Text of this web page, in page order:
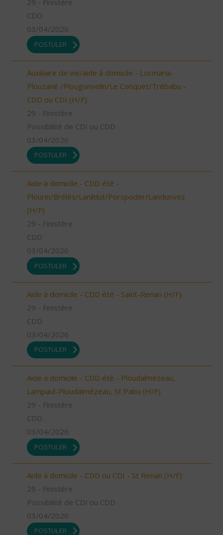
29 - Finistère
CDD
03/04/2026
POSTULER
Auxiliaire de vie/aide à domicile - Locmaria-
Plouzané /Plougonvelin/Le Conquet/Trébabu -
CDD ou CDI (H/F)
29 - Finistère
Possibilité de CDI ou CDD
03/04/2026
POSTULER
Aide à domicile - CDD été -
Plourin/Brélès/Lanildut/Porspoder/Landunvez
(H/F)
29 - Finistère
CDD
03/04/2026
POSTULER
Aide à domicile - CDD été - Saint-Renan (H/F)
29 - Finistère
CDD
03/04/2026
POSTULER
Aide à domicile - CDD été - Ploudalmézeau,
Lampaul-Ploudalmézeau, St Pabu (H/F)
29 - Finistère
CDD
03/04/2026
POSTULER
Aide à domicile - CDD ou CDI - St Renan (H/F)
29 - Finistère
Possibilité de CDI ou CDD
03/04/2026
POSTULER